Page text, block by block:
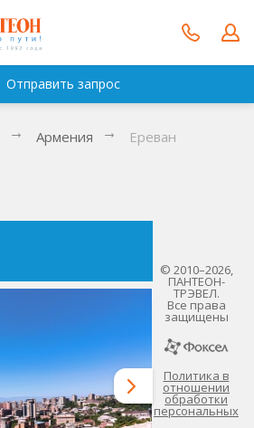
Отправить запрос
Армения Ереван
© 2010–2026,
ПАНТЕОН-
ТРЭВЕЛ.
Все права
защищены
Политика в
отношении
обработки
персональных